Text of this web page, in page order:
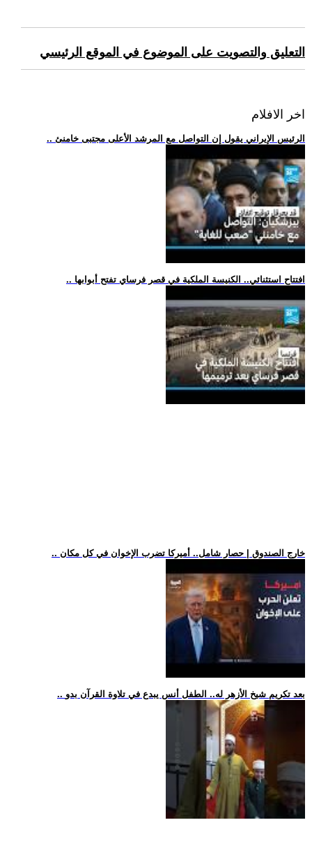
التعليق والتصويت على الموضوع في الموقع الرئيسي
اخر الافلام
.. الرئيس الإيراني يقول إن التواصل مع المرشد الأعلى مجتبى خامنئ
.. افتتاح استثنائي.. الكنيسة الملكية في قصر فرساي تفتح أبوابها
.. خارج الصندوق | حصار شامل.. أميركا تضرب الإخوان في كل مكان
.. بعد تكريم شيخ الأزهر له.. الطفل أنس يبدع في تلاوة القرآن بدو